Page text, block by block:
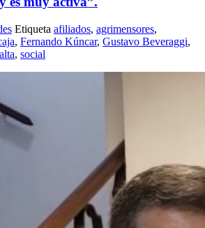
Etiqueta afiliados, agrimensores,
, Fernando Kúncar, Gustavo Beveraggi,
, social